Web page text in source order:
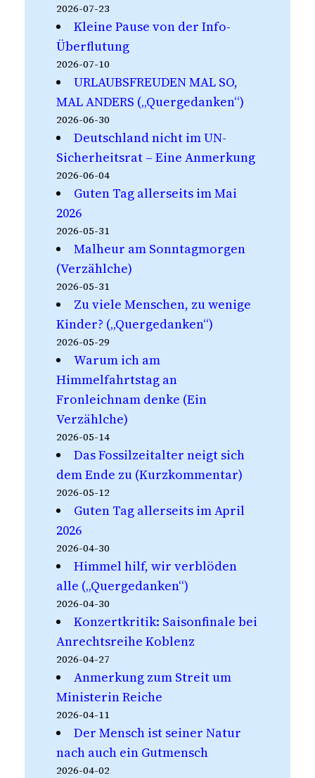
2026-07-23
Kleine Pause von der Info-
Überflutung
2026-07-10
URLAUBSFREUDEN MAL SO,
MAL ANDERS („Quergedanken“)
2026-06-30
Deutschland nicht im UN-
Sicherheitsrat – Eine Anmerkung
2026-06-04
Guten Tag allerseits im Mai
2026
2026-05-31
Malheur am Sonntagmorgen
(Verzählche)
2026-05-31
Zu viele Menschen, zu wenige
Kinder? („Quergedanken“)
2026-05-29
Warum ich am
Himmelfahrtstag an
Fronleichnam denke (Ein
Verzählche)
2026-05-14
Das Fossilzeitalter neigt sich
dem Ende zu (Kurzkommentar)
2026-05-12
Guten Tag allerseits im April
2026
2026-04-30
Himmel hilf, wir verblöden
alle („Quergedanken“)
2026-04-30
Konzertkritik: Saisonfinale bei
Anrechtsreihe Koblenz
2026-04-27
Anmerkung zum Streit um
Ministerin Reiche
2026-04-11
Der Mensch ist seiner Natur
nach auch ein Gutmensch
2026-04-02